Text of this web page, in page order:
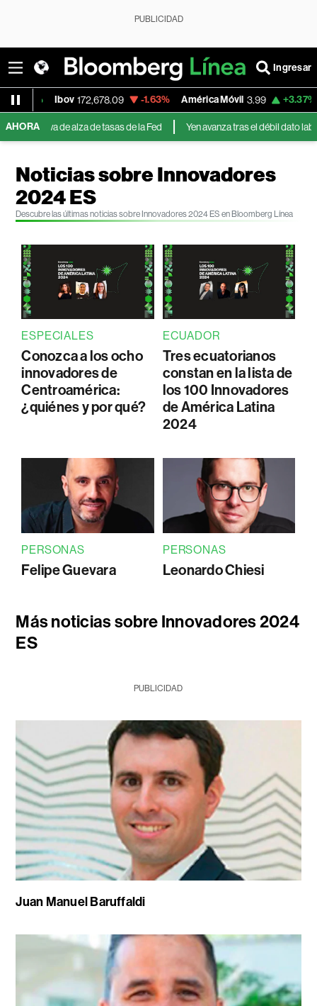
PUBLICIDAD
Ingresar
172,678.09 -1.63% América Móvil 3.99 +3.37% MercadoLibre
AHORA
de tasas de la Fed Yen avanza tras el débil dato laboral de EE.UU. y
Noticias sobre Innovadores
2024 ES
Descubre las últimas noticias sobre Innovadores 2024 ES en Bloomberg Línea
ESPECIALES
Conozca a los ocho
innovadores de
Centroamérica:
¿quiénes y por qué?
ECUADOR
Tres ecuatorianos
constan en la lista de
los 100 Innovadores
de América Latina
2024
PERSONAS
Felipe Guevara
PERSONAS
Leonardo Chiesi
Más noticias sobre Innovadores 2024
ES
PUBLICIDAD
Juan Manuel Baruffaldi